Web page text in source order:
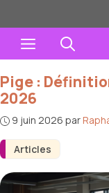
au
contenuMenu
Articles
Pige :
2026
9 juin 2026 par